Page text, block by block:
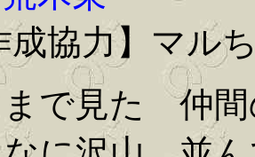
成協力】マル
まで見た 仲